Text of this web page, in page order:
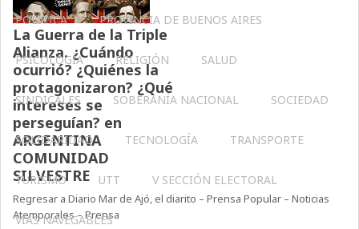
POLÍTICA PROVINCIA DE BUENOS AIRES
PSICOLOGÍA RELIGIÓN SALUD
SINDICALES SOBERANÍA NACIONAL SOCIEDAD
SOLIDARIDAD TECNOLOGÍA TRANSPORTE
TURISMO UTT V SECCIÓN ELECTORAL
VÍAS NAVEGABLES
La Guerra de la Triple
Alianza. ¿Cuándo
ocurrió? ¿Quiénes la
protagonizaron? ¿Qué
intereses se
perseguían? en
ARGENTINA
COMUNIDAD
SILVESTRE
Regresar a Diario Mar de Ajó, el diarito – Prensa Popular – Noticias
Atemporales – Prensa